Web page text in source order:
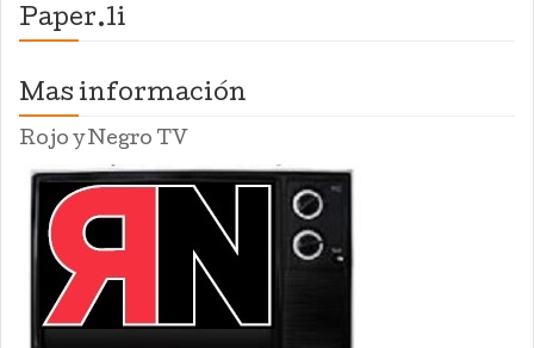
Paper.li
Mas información
Rojo y Negro TV